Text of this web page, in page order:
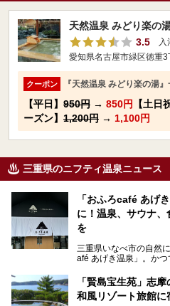
天然温泉 みどり楽の
3.5
入
愛知県名古屋市緑区徳重
クーポン 『天然温泉 みどり楽の湯
【平日】 950円 → 850円 【土日
ーズン】 1,200円 → 1,100円
三重県のニフティ温泉ニュース
「おふろcafé あげ
に！温泉、サウナ
を
三重県いなべ市の自然
afé あげき温泉」。か
泊が楽しめる施設とし
した！
「賢島宝生苑」志
和風リゾート旅館